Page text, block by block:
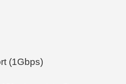
(1Gbps)